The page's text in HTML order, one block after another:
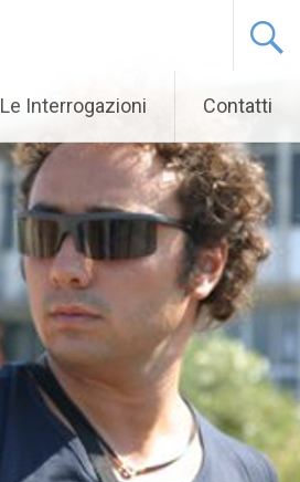
Le Interrogazioni Contatti